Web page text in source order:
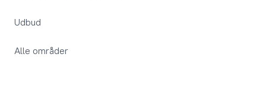
Udbud
Alle områder